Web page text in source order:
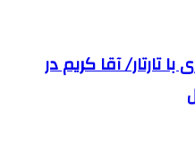
تارتار/ آقا کریم در